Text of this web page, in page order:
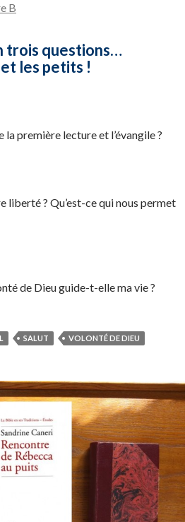
B
trois questions…
les petits !
première lecture et l’évangile ?
liberté ? Qu’est-ce qui nous permet
de Dieu guide-t-elle ma vie ?
SALUT VOLONTÉ DE DIEU